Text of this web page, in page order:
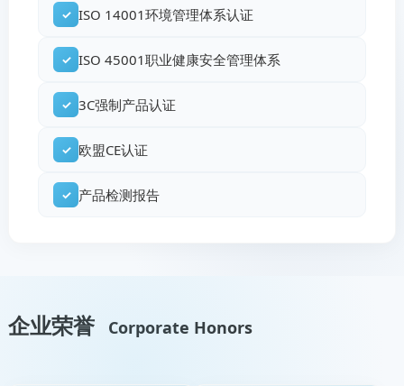
✓ ISO 14001环境管理体系认证
✓ ISO 45001职业健康安全管理体系
✓ 3C强制产品认证
✓ 欧盟CE认证
✓ 产品检测报告
企业荣誉 Corporate Honors